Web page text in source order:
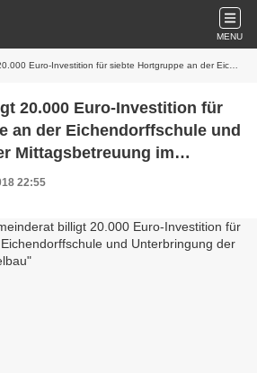
MENU
für siebte Hortgruppe an der Eichendorffschule und Unterbringung der Mittagsbetreuung im Mittelbau
20.000 Euro-Investition für
an der Eichendorffschule und
Mittagsbetreuung im
22:55